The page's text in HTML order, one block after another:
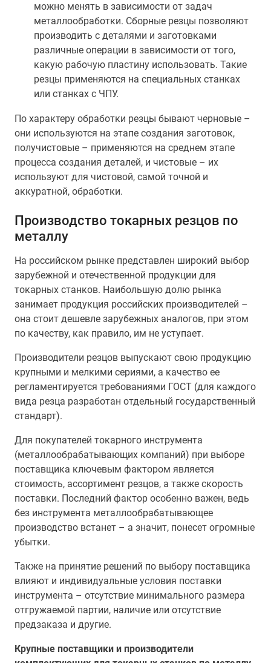
можно менять в зависимости от задач
металлообработки. Сборные резцы позволяют
производить с деталями и заготовками
различные операции в зависимости от того,
какую рабочую пластину использовать. Такие
резцы применяются на специальных станках
или станках с ЧПУ.
По характеру обработки резцы бывают черновые –
они используются на этапе создания заготовок,
получистовые – применяются на среднем этапе
процесса создания деталей, и чистовые – их
используют для чистовой, самой точной и
аккуратной, обработки.
Производство токарных резцов по
металлу
На российском рынке представлен широкий выбор
зарубежной и отечественной продукции для
токарных станков. Наибольшую долю рынка
занимает продукция российских производителей –
она стоит дешевле зарубежных аналогов, при этом
по качеству, как правило, им не уступает.
Производители резцов выпускают свою продукцию
крупными и мелкими сериями, а качество ее
регламентируется требованиями ГОСТ (для каждого
вида резца разработан отдельный государственный
стандарт).
Для покупателей токарного инструмента
(металлообрабатывающих компаний) при выборе
поставщика ключевым фактором является
стоимость, ассортимент резцов, а также скорость
поставки. Последний фактор особенно важен, ведь
без инструмента металлообрабатывающее
производство встанет – а значит, понесет огромные
убытки.
Также на принятие решений по выбору поставщика
влияют и индивидуальные условия поставки
инструмента – отсутствие минимального размера
отгружаемой партии, наличие или отсутствие
предзаказа и другие.
Крупные поставщики и производители